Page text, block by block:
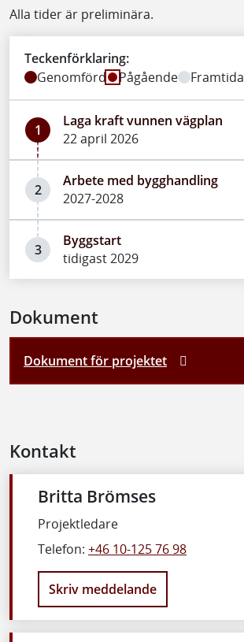
Alla tider är preliminära.
Teckenförklaring:
Genomförd
Pågående Framtida
1
Laga kraft vunnen vägplan
22 april 2026
2
Arbete med bygghandling
2027-2028
3
Byggstart
tidigast 2029
Dokument
Dokument för projektet
Kontakt
Britta Brömses
Projektledare
Telefon: +46 10-125 76 98
Skriv meddelande